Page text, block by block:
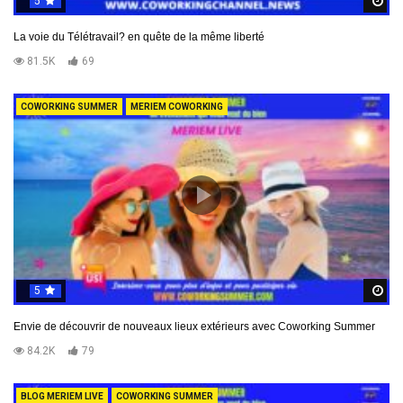
La voie du Télétravail? en quête de la même liberté
81.5K
69
COWORKING SUMMER MERIEM COWORKING
5
Envie de découvrir de nouveaux lieux extérieurs avec Coworking Summer
84.2K
79
BLOG MERIEM LIVE COWORKING SUMMER